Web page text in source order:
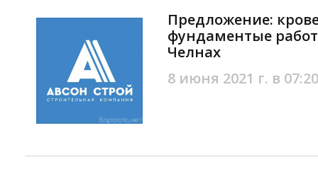
Предложение:
фундаментые
Челнах
8 июня 2021 г. в 07:20